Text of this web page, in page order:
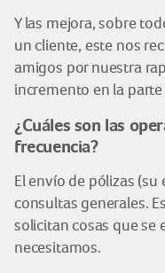
Y las mejora, sobre
un cliente, este nos
amigos por nuestra
incremento en la
¿Cuáles son las
frecuencia?
El envío de pólizas (su
consultas generales.
solicitan cosas que se
necesitamos.